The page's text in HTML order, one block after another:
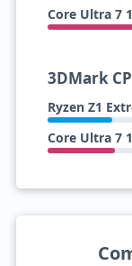
Core Ultra 7
3DMark
Ryzen Z1
Core Ultra 7